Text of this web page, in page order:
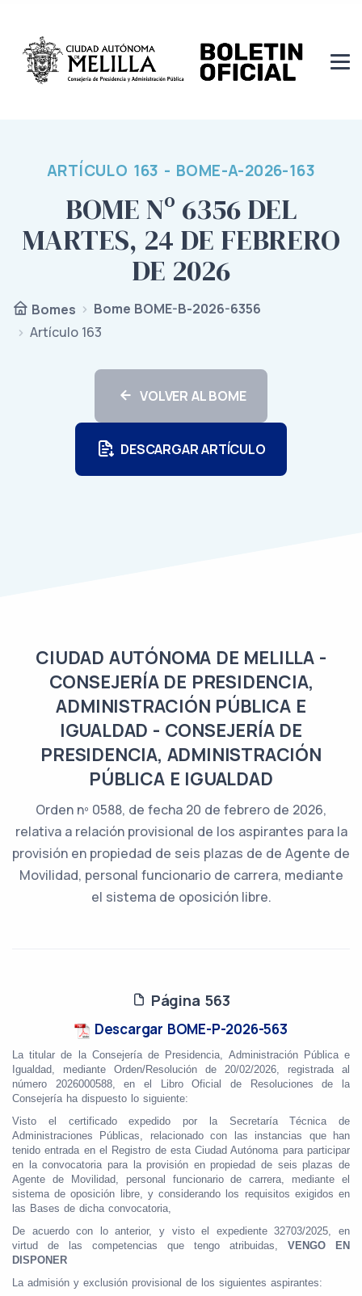
ARTÍCULO 163 - BOME-A-2026-163
BOME Nº 6356 DEL
MARTES, 24 DE FEBRERO
DE 2026
Bomes
Bome BOME-B-2026-6356
Artículo 163
VOLVER AL BOME
DESCARGAR ARTÍCULO
CIUDAD AUTÓNOMA DE MELILLA -
CONSEJERÍA DE PRESIDENCIA,
ADMINISTRACIÓN PÚBLICA E
IGUALDAD - CONSEJERÍA DE
PRESIDENCIA, ADMINISTRACIÓN
PÚBLICA E IGUALDAD
Orden nº 0588, de fecha 20 de febrero de 2026,
relativa a relación provisional de los aspirantes para la
provisión en propiedad de seis plazas de de Agente de
Movilidad, personal funcionario de carrera, mediante
el sistema de oposición libre.
Página 563
Descargar BOME-P-2026-563
La titular de la Consejería de Presidencia, Administración Pública e
Igualdad, mediante Orden/Resolución
de 20/02/2026, registrada al
número 2026000588, en el Libro Oficial de Resoluciones de la
Consejería ha dispuesto lo siguiente:
Visto el certificado expedido por la Secretaría Técnica de
Administraciones Públicas, relacionado con las instancias que han
tenido entrada en el Registro de esta Ciudad Autónoma para participar
en la convocatoria para la provisión en propiedad de seis plazas de
Agente de Movilidad, personal funcionario de carrera, mediante el
sistema de oposición libre, y considerando los requisitos exigidos en
las Bases de dicha convocatoria,
De acuerdo con lo anterior, y visto el expediente 32703/2025, en
virtud de las competencias que tengo atribuidas, VENGO EN
DISPONER
La admisión y exclusión provisional de los siguientes aspirantes: